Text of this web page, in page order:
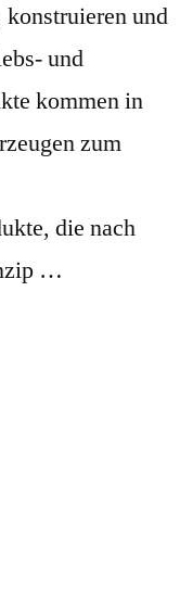
und
und
kommen in
zum
die nach
…